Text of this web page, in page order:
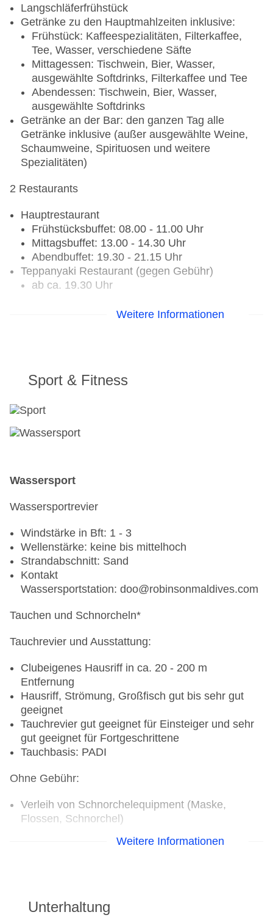
Langschläferfrühstück
Getränke zu den Hauptmahlzeiten inklusive:
Frühstück: Kaffeespezialitäten, Filterkaffee,
Tee, Wasser, verschiedene Säfte
Mittagessen: Tischwein, Bier, Wasser,
ausgewählte Softdrinks, Filterkaffee und Tee
Abendessen: Tischwein, Bier, Wasser,
ausgewählte Softdrinks
Getränke an der Bar: den ganzen Tag alle
Getränke inklusive (außer ausgewählte Weine,
Schaumweine, Spirituosen und weitere
Spezialitäten)
2 Restaurants
Hauptrestaurant
Frühstücksbuffet: 08.00 - 11.00 Uhr
Mittagsbuffet: 13.00 - 14.30 Uhr
Abendbuffet: 19.30 - 21.15 Uhr
Teppanyaki Restaurant (gegen Gebühr)
ab ca. 19.30 Uhr
Hinweise
Öffnungszeiten unter Vorbehalt von Änderungen
alle Innenbereiche sind rauchfrei, es stehen
Spezielle Angebote
BalAyur (Bal = Balance, Ayur = Leben): Am
Ayurveda orientierte Gerichte zum Frühstück,
Mittag- und Abendessen
24-Stunden-Roomservice (gegen Gebühr)
Minibar auf den Zimmern (gegen Gebühr)
WINE & DINE: Möglichkeit der Tischreservierung
zum Abendessen im Hauptrestaurant in
Verbindung mit einer Flasche Wein (gegen
ROBcarpet: Ein glanzvoller Abend mit
Entertainment und ausgewählten Cocktails! (1x
wöchentlich)
Vegetarische Kost, vegane Speisen, Vollwertkost,
Trennkost, Gourmet-Tellergerichte,
nährwertbewusste Küche, lactosefreie Gerichte
Frisches Wasser inklusive: Fülle deine eigene
oder bei uns gekaufte Flasche an verschiedenen
Speisen für bestimmte Diätformen (u.a. Allergien)
nach regionalen Möglichkeiten
Weitere Informationen
Sport & Fitness
Wassersport
Wassersportrevier
Windstärke in Bft: 1 - 3
Wellenstärke: keine bis mittelhoch
Strandabschnitt: Sand
Kontakt
Wassersportstation: doo@robinsonmaldives.com
Tauchen und Schnorcheln*
Tauchrevier und Ausstattung:
Clubeigenes Hausriff in ca. 20 - 200 m
Entfernung
Hausriff, Strömung, Großfisch gut bis sehr gut
geeignet
Tauchrevier gut geeignet für Einsteiger und sehr
gut geeignet für Fortgeschrittene
Tauchbasis: PADI
Ohne Gebühr:
Verleih von Schnorchelequipment (Maske,
Flossen, Schnorchel)
Gegen Gebühr (Preise auf Anfrage vor Ort):
Check Dive und Fun Dive am Hausriff für alle
zertifizierten Taucher
Weitere Informationen
Unterhaltung